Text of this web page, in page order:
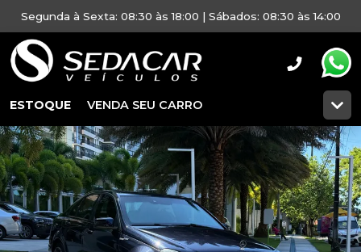
Segunda à Sexta: 08:30 às 18:00 | Sábados: 08:30 às 14:00
ESTOQUE VENDA SEU CARRO